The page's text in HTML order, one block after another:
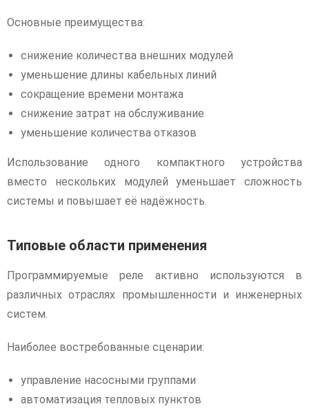
Основные преимущества:
снижение количества внешних модулей
уменьшение длины кабельных линий
сокращение времени монтажа
снижение затрат на обслуживание
уменьшение количества отказов
Использование одного компактного устройства
вместо нескольких модулей уменьшает сложность
системы и повышает её надёжность.
Типовые области применения
Программируемые реле активно используются в
различных отраслях промышленности и инженерных
систем.
Наиболее востребованные сценарии:
управление насосными группами
автоматизация тепловых пунктов